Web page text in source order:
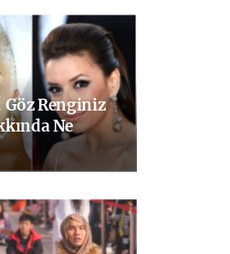
Göz Renginiz
Ne